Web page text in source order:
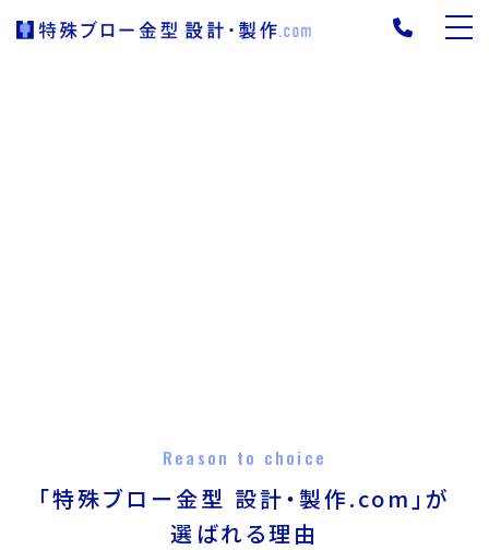
Reason to choice
「特殊ブロー金型 設計・製作.com」が
選ばれる理由